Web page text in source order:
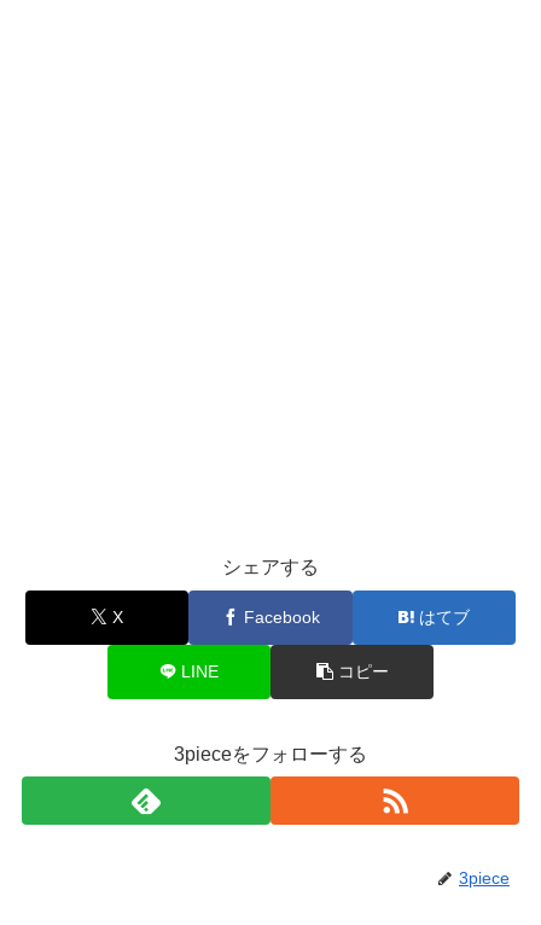
シェアする
X Facebook はてブ
LINE コピー
3pieceをフォローする
3piece